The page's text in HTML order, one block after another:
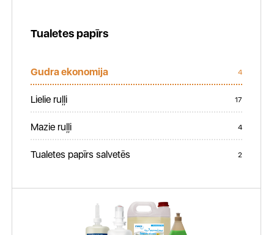
Tualetes papīrs
Gudra ekonomija 4
Lielie ruļļi 17
Mazie ruļļi 4
Tualetes papīrs salvetēs 2